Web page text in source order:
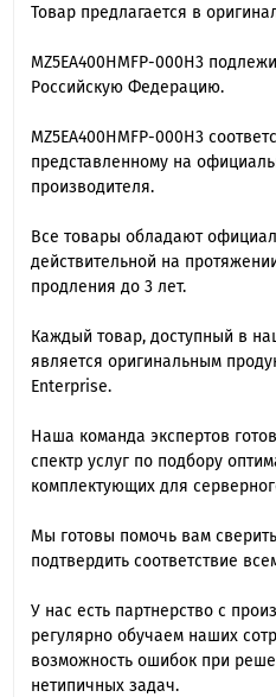
Товар предлагается в
MZ5EA400HMFP-000H3
Российскую Федерацию.
MZ5EA400HMFP-000H3
представленному на
производителя.
Все товары обладают
действительной на
продления до 3 лет.
Каждый товар, доступный в
является оригинальным
Enterprise.
Наша команда экспертов
спектр услуг по подбору
комплектующих для
Мы готовы помочь вам
подтвердить соответствие
У нас есть партнерство с
регулярно обучаем наших
возможность ошибок при
нетипичных задач.